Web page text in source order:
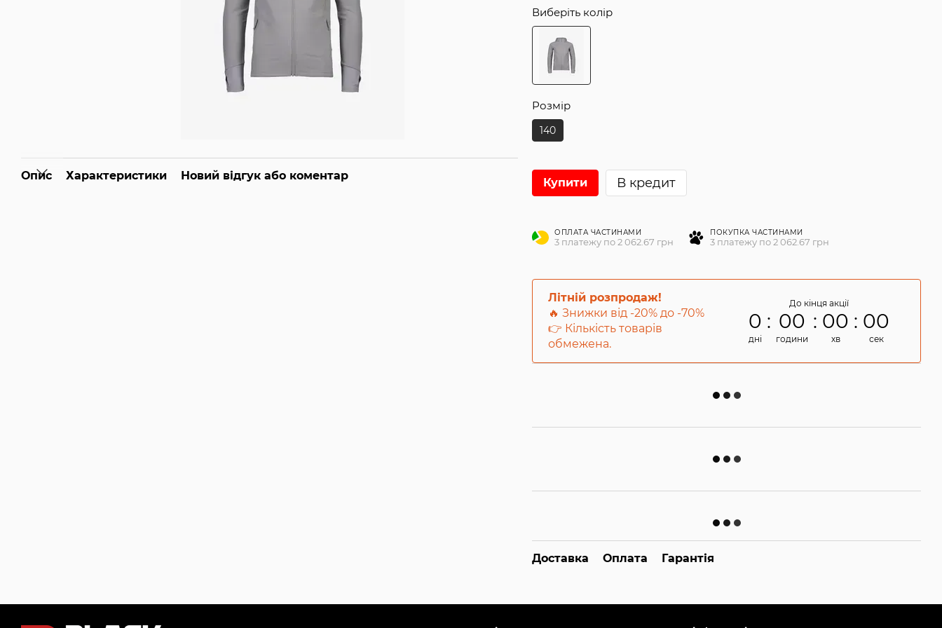
Опис Характеристики Новий відгук або коментар
Виберіть колір
Розмір
140
Купити В кредит
ОПЛАТА ЧАСТИНАМИ
3 платежу по 2 062.67 грн
ПОКУПКА ЧАСТИНАМИ
3 платежу по 2 062.67 грн
Літній розпродаж!
🔥 Знижки від -20% до -70%
👉 Кількість товарів
обмежена.
До кінця акції
0
дні
00
години
00
хв
00
сек
Доставка Оплата Гарантія